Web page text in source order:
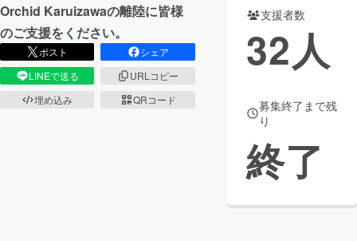
Orchid Karuizawaの離陸に皆様
のご支援をください。
ポスト
シェア
LINEで送る
URLコピー
埋め込み
QRコード
支援者数
32人
募集終了まで残
り
終了